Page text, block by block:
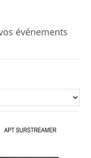
événements